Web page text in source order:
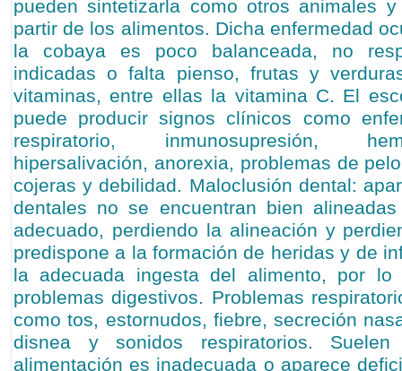
pueden sintetizarla como otros animales
partir de los alimentos. Dicha enfermedad
la cobaya es poco balanceada, no
indicadas o falta pienso, frutas y
vitaminas, entre ellas la vitamina C. El
puede producir signos clínicos como
respiratorio, inmunosupresión,
hipersalivación, anorexia, problemas de
cojeras y debilidad. Maloclusión dental:
dentales no se encuentran bien
adecuado, perdiendo la alineación y
predispone a la formación de heridas y de
la adecuada ingesta del alimento, por lo
problemas digestivos. Problemas
como tos, estornudos, fiebre, secreción
disnea y sonidos respiratorios.
alimentación es inadecuada o aparece